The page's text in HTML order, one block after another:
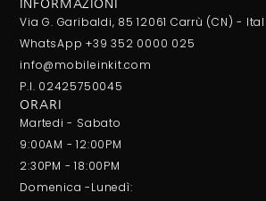
INFORMAZIONI
Via G. Garibaldi, 85 12061 Carrù (CN) -
WhatsApp +39 352 0000 025
info@mobileinkit.com
P.I. 02425750045
ORARI
Martedi - Sabato
9:00AM - 12:00PM
2:30PM - 18:00PM
Domenica -Lunedì: